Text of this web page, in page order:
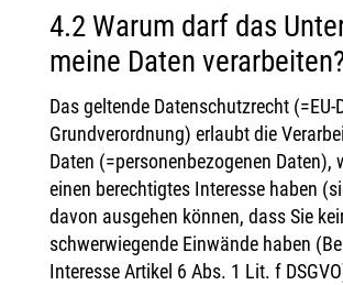
4.2 Warum darf das
meine Daten
Das geltende Datenschutzrecht (=EU-
Grundverordnung) erlaubt die
Daten (=personenbezogenen Daten),
einen berechtigtes Interesse haben
davon ausgehen können, dass Sie
schwerwiegende Einwände haben
Interesse Artikel 6 Abs. 1 Lit. f